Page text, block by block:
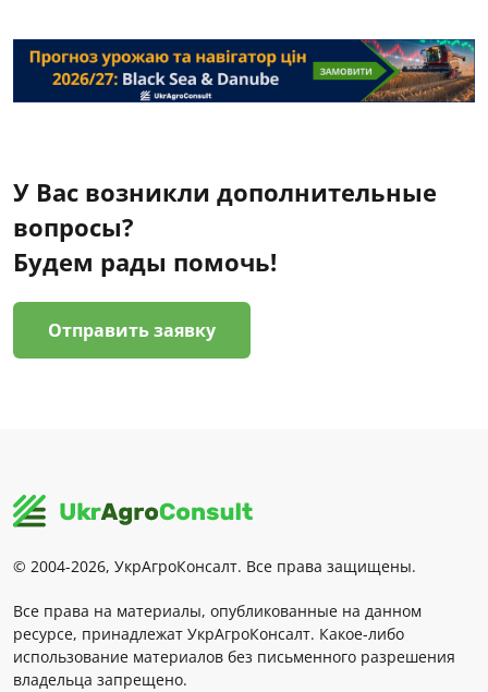
У Вас возникли дополнительные
вопросы?
Будем рады помочь!
Отправить заявку
© 2004-2026, УкрАгроКонсалт. Все права защищены.
Все права на материалы, опубликованные на данном
ресурсе, принадлежат УкрАгроКонсалт. Какое-либо
использование материалов без письменного разрешения
владельца запрещено.